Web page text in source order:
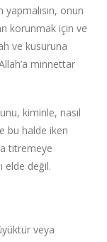
yapmalısın, onun
korunmak için ve
ve kusuruna
minnettar
kiminle, nasıl
bu halde iken
titremeye
elde değil.
veya